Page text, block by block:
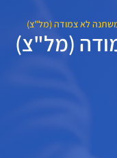
לא צמודה (מל"צ)
(מל"צ)